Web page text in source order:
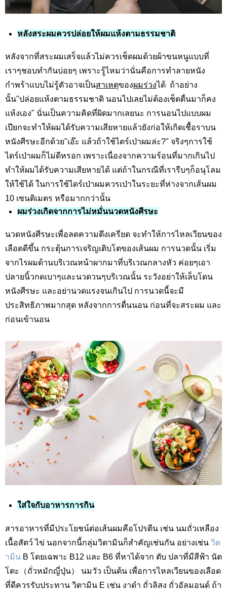
หลังสระผมควรปล่อยให้ผมแห้งตามธรรมชาติ
หลังจากที่สระผมเสร็จแล้วไม่ควรเช็ดผมด้วยผ้าขนหนูแบบที่
เราๆชอบทำกันบ่อยๆ เพราะรู้ไหมว่านั่นคือการทำลายหนัง
กำพร้าแบบไม่รู้ตัวอาจเป็นสาเหตุของผมร่วงได้ ถ้าอย่าง
นั้น"ปล่อยแห้งตามธรรมชาติ นอนไปเลยไม่ต้องเช็ดตื่นมาก็คง
แห้งเอง" นั่นเป็นความคิดที่ผิดมากเลยนะ การนอนไปแบบผม
เปียกจะทำให้ผมได้รับความเสียหายแล้วยังก่อให้เกิดเชื้อราบน
หนังศีรษะอีกด้วย"เอ๊ะ แล้วถ้าใช้ไดร์เป่าผมล่ะ?" จริงๆการใช้
ไดร์เป่าผมก็ไม่ดีหรอก เพราะเนื่องจากความร้อนที่มากเกินไป
ทำให้ผมได้รับความเสียหายได้ แต่ถ้าในกรณีที่เรารีบๆก็อนุโลม
ให้ใช้ได้ ในการใช้ไดร์เป่าผมควรเป่าในระยะที่ห่างจากเส้นผม
10 เซนติเมตร หรือมากกว่านั้น
ผมร่วงเกิดจากการไม่หมั่นนวดหนังศีรษะ
นวดหนังศีรษะเพื่อลดความตึงเครียด จะทำให้การไหลเวียนของ
เลือดดีขึ้น กระตุ้นการเจริญเติบโตของเส้นผม การนวดนั้น เริ่ม
จากไรผมด้านบริเวณหน้าผากมาที่บริเวณกลางหัว ค่อยๆเอา
ปลายนิ้วกดเบาๆและนวดวนๆบริเวณนั้น ระวังอย่าให้เล็บโดน
หนังศีรษะ และอย่านวดแรงจนเกินไป การนวดนี้จะมี
ประสิทธิภาพมากสุด หลังจากการตื่นนอน ก่อนที่จะสระผม และ
ก่อนเข้านอน
ใส่ใจกับอาหารการกิน
สารอาหารที่มีประโยชน์ต่อเส้นผมคือโปรตีน เช่น นมถั่วเหลือง
เนื้อสัตว์ ไข่ นอกจากนี้กลุ่มวิตามินก็สำคัญเช่นกัน อย่างเช่น วิต
ามิน B โดยเฉพาะ B12 และ B6 ที่หาได้จาก ตับ ปลาที่มีสีฟ้า นัต
โตะ（ถั่วหมักญี่ปุ่น） นมวัว เป็นต้น เพื่อการไหลเวียนของเลือด
ที่ดีควรรับประทาน วิตามิน E เช่น งาดำ ถั่วลิสง ถั่วอัลมอนด์ ถ้า